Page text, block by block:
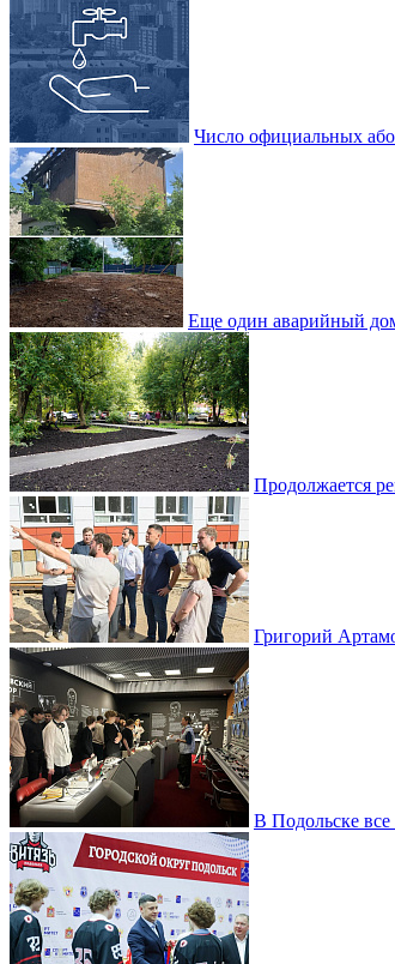
Число официальных
Еще один аварийный
Продолжается
Григорий
В Подольске все